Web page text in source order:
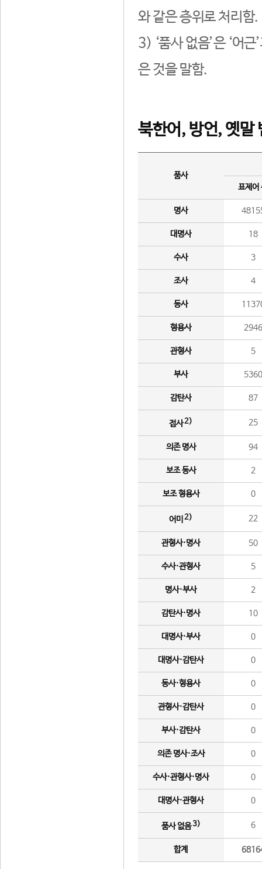
와 같은 층위로 처리함.
3) ‘품사 없음’은 ‘어
은 것을 말함.
북한어, 방언, 옛말
품사
표제어
명사
대명사 18
수사 3
조사 4
동사
형용사 2946
관형사 5
부사 5360
감탄사 87
접사2) 25
의존 명사 94
보조 동사 2
보조 형용사 0
어미 2) 22
관형사·명사 50
수사·관형사 5
명사·부사 2
감탄사·명사 10
대명사·부사 0
대명사·감탄사 0
동사·형용사 0
관형사·감탄사 0
부사·감탄사 0
의존 명사·조사 0
수사·관형사·명사 0
대명사·관형사 0
품사 없음3) 6
합계